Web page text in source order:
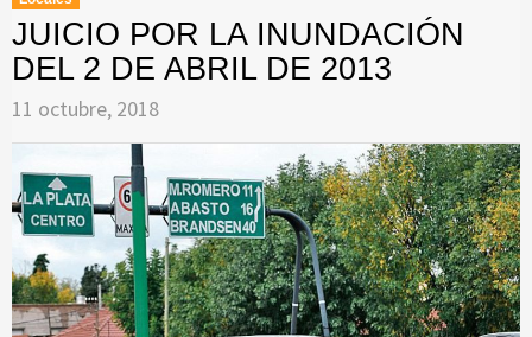
JUICIO POR LA INUNDACIÓN
DEL 2 DE ABRIL DE 2013
11 octubre, 2018